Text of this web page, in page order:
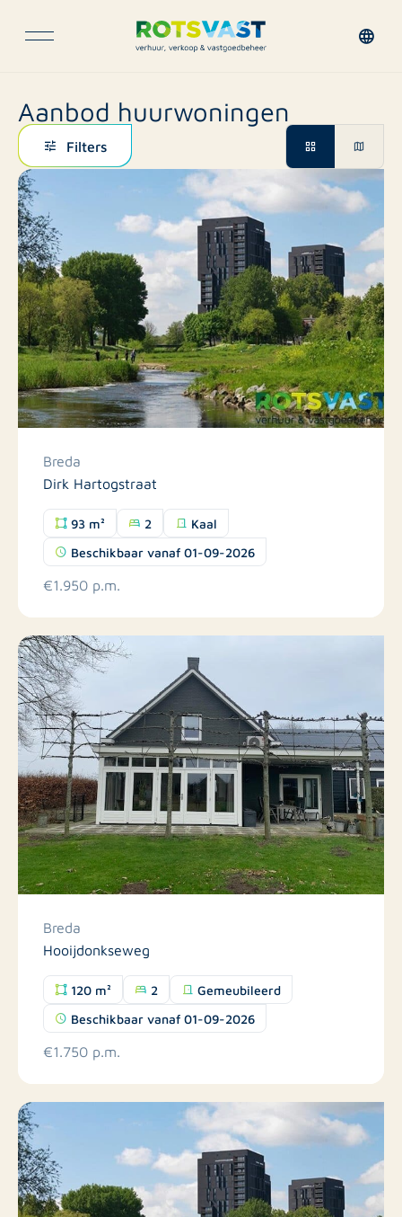
Aanbod huurwoningen
Filters
Breda
Dirk Hartogstraat
93 m² 2
Kaal
Beschikbaar vanaf 01-09-2026
€1.950 p.m.
Breda
Hooijdonkseweg
120 m² 2
Gemeubileerd
Beschikbaar vanaf 01-09-2026
€1.750 p.m.